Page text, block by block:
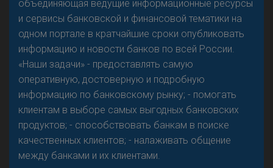
Резкого разворота на рынке автокредитов не
предвидится - «Интервью»
объединяющая ведущие информационные ресурсы
и сервисы банковской и финансовой тематики на
одном портале в кратчайшие сроки опубликовать
информацию и новости банков по всей России.
«Наши задачи» - предоставлять самую
оперативную, достоверную и подробную
информацию по банковскому рынку; - помогать
клиентам в выборе самых выгодных банковских
продуктов; - способствовать банкам в поиске
качественных клиентов; - налаживать общение
между банками и их клиентами.